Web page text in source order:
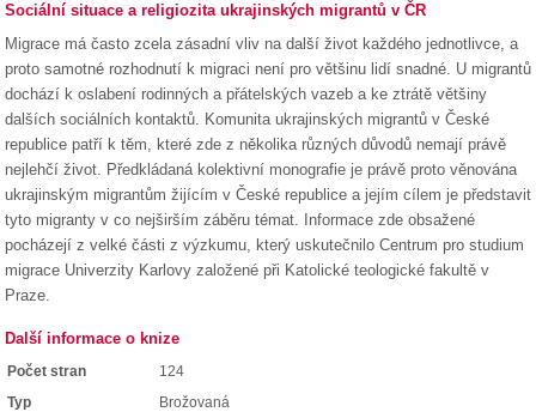
Sociální situace a religiozita ukrajinských migrantů v ČR
Migrace má často zcela zásadní vliv na další život každého jednotlivce, a
proto samotné rozhodnutí k migraci není pro většinu lidí snadné. U migrantů
dochází k oslabení rodinných a přátelských vazeb a ke ztrátě většiny
dalších sociálních kontaktů. Komunita ukrajinských migrantů v České
republice patří k těm, které zde z několika různých důvodů nemají právě
nejlehčí život. Předkládaná kolektivní monografie je právě proto věnována
ukrajinským migrantům žijícím v České republice a jejím cílem je představit
tyto migranty v co nejširším záběru témat. Informace zde obsažené
pocházejí z velké části z výzkumu, který uskutečnilo Centrum pro studium
migrace Univerzity Karlovy založené při Katolické teologické fakultě v
Praze.
Další informace o knize
Počet stran
124
Typ
Brožovaná